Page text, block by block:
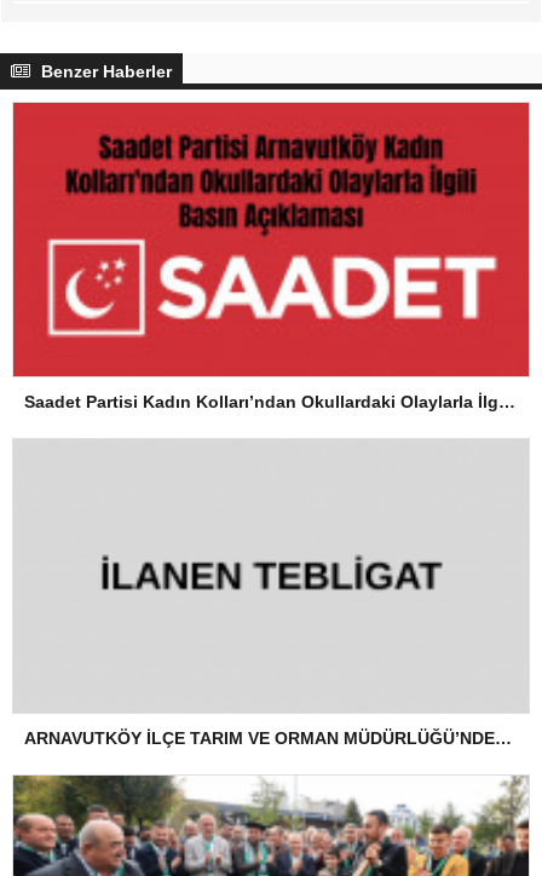
Benzer Haberler
Saadet Partisi Kadın Kolları’ndan Okullardaki Olaylarla İlgili Basın Açıklaması
ARNAVUTKÖY İLÇE TARIM VE ORMAN MÜDÜRLÜĞÜ’NDEN İLANEN TEBLİGAT